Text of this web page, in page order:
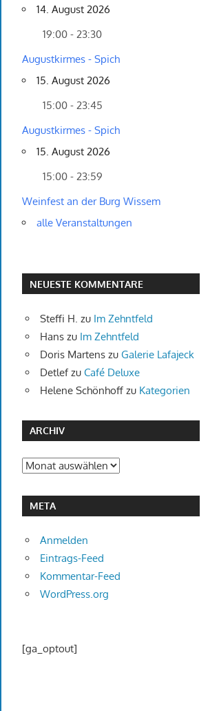
14. August 2026
19:00 - 23:30
Augustkirmes - Spich
15. August 2026
15:00 - 23:45
Augustkirmes - Spich
15. August 2026
15:00 - 23:59
Weinfest an der Burg Wissem
alle Veranstaltungen
NEUESTE KOMMENTARE
Steffi H. zu Im Zehntfeld
Hanszu Im Zehntfeld
Doris Martenszu Galerie Lafajeck
Detlefzu Café Deluxe
Helene Schönhoffzu Kategorien
ARCHIV
Archiv
META
Anmelden
Eintrags-Feed
Kommentar-Feed
WordPress.org
[ga_optout]